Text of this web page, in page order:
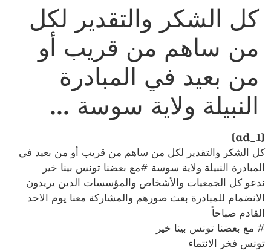
كل الشكر والتقدير لكل
من ساهم من قريب أو
من بعيد في المبادرة
النبيلة ولاية سوسة …
[ad_1]
كل الشكر والتقدير لكل من ساهم من قريب أو من بعيد في
المبادرة النبيلة ولاية سوسة #مع بعضنا تونس بينا خير
ندعو كل الجمعيات والأشخاص والمؤسسات الدين يريدون
الانضمام للمبادرة بعث صورهم والمشاركة معنا يوم الاحد
القادم صباحاً
# مع بعضنا تونس بينا خير
تونس فخر الانتماء